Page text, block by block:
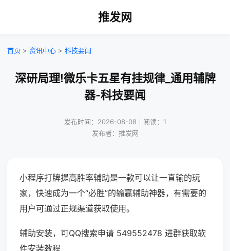
推发网
首页 > 资讯中心 > 科技要闻
深研局理!微乐卡五星有挂规律_通用辅牌
器-科技要闻
发布时间：2026-08-08｜阅读：1
发布者：推发网
小程序打牌提高胜率辅助是一款可以让一直输的玩
家，快速成为一个“必胜”的输赢辅助神器，有需要的
用户可通过正规渠道获取使用。
辅助安装，可QQ搜索申请 549552478 进群获取软
件安装教程